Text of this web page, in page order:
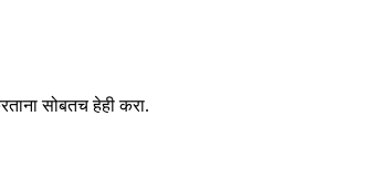
सोबतच हेही करा.